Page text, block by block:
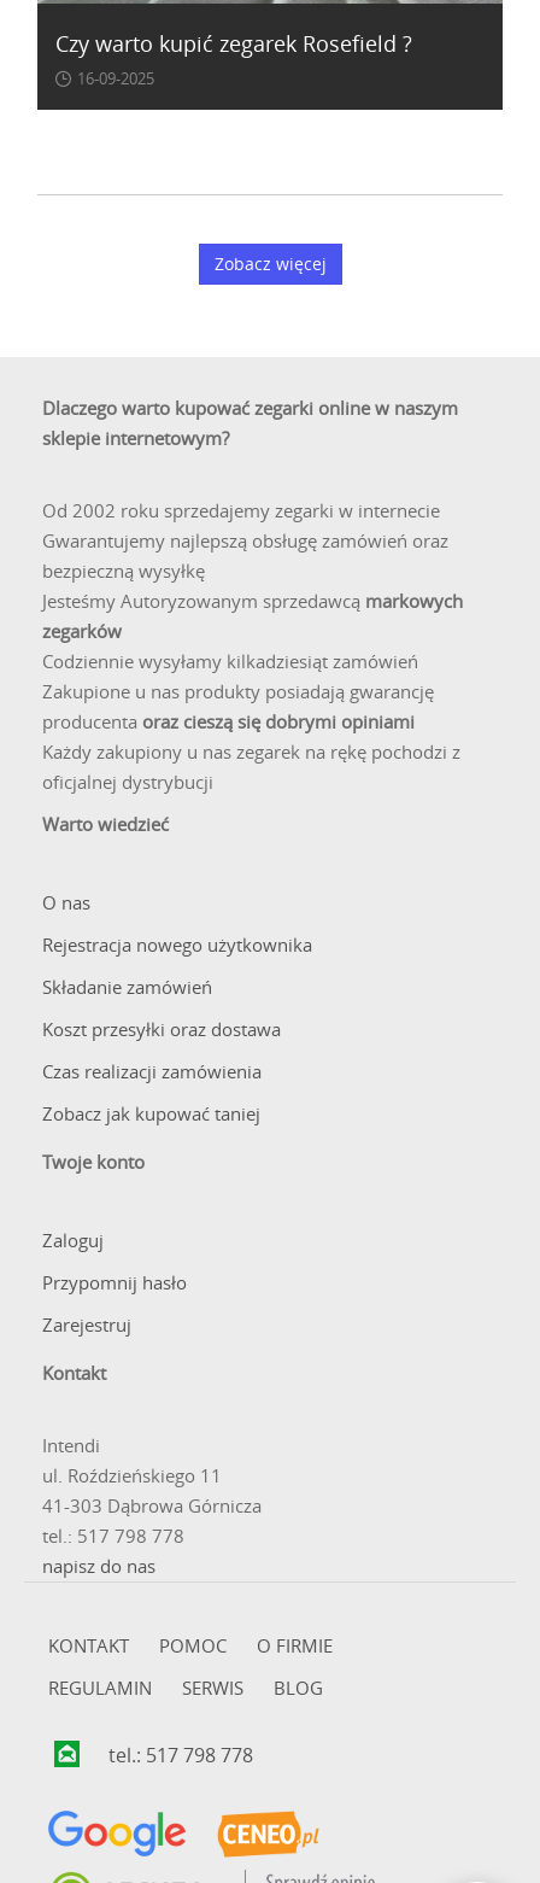
Czy warto kupić zegarek Rosefield ?
16-09-2025
Zobacz więcej
Dlaczego warto kupować zegarki online w naszym
sklepie internetowym?
Od 2002 roku sprzedajemy zegarki w internecie
Gwarantujemy najlepszą obsługę zamówień oraz
bezpieczną wysyłkę
Jesteśmy Autoryzowanym sprzedawcą markowych
zegarków
Codziennie wysyłamy kilkadziesiąt zamówień
Zakupione u nas produkty posiadają gwarancję
producenta oraz cieszą się dobrymi opiniami
Każdy zakupiony u nas zegarek na rękę pochodzi z
oficjalnej dystrybucji
Warto wiedzieć
O nas
Rejestracja nowego użytkownika
Składanie zamówień
Koszt przesyłki oraz dostawa
Czas realizacji zamówienia
Zobacz jak kupować taniej
Twoje konto
Zaloguj
Przypomnij hasło
Zarejestruj
Kontakt
Intendi
ul. Roździeńskiego 11
41-303 Dąbrowa Górnicza
tel.: 517 798 778
napisz do nas
KONTAKT POMOC
O FIRMIE
REGULAMIN
SERWIS BLOG
tel.: 517 798 778